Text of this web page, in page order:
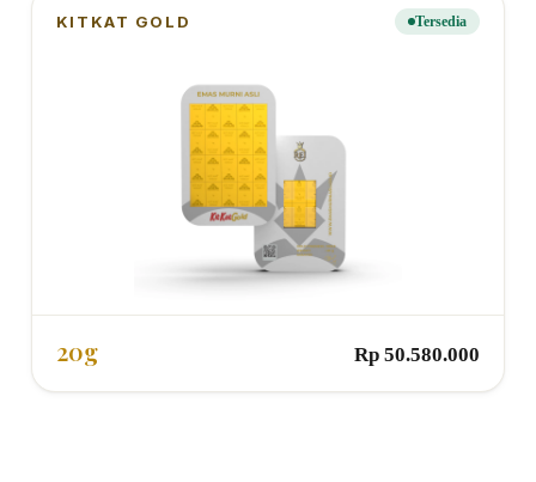
KITKAT GOLD Tersedia
20g Rp 50.580.000